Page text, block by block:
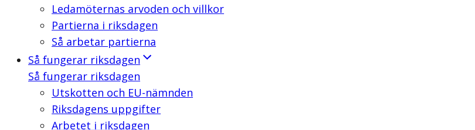
Ledamöternas arvoden och villkor
Partierna i riksdagen
Så arbetar partierna
Så fungerar riksdagen
Så fungerar riksdagen
Utskotten och EU-nämnden
Riksdagens uppgifter
Arbetet i riksdagen